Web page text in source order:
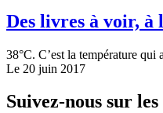
Des livres à voir, à
38°C. C’est la température
Le 20 juin 2017
Suivez-nous sur